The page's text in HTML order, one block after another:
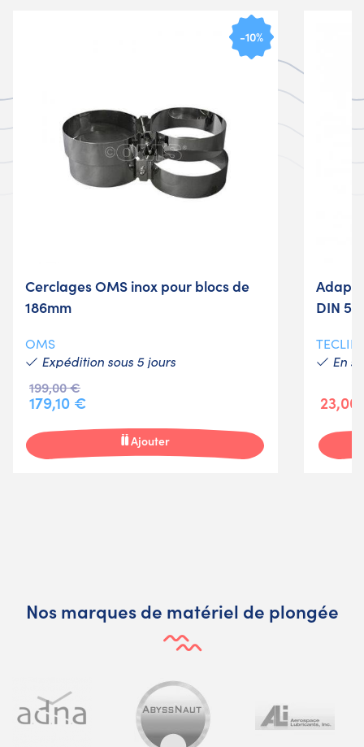
-10%
Cerclages OMS inox pour blocs de
186mm
OMS
Expédition sous 5 jours
199,00 €
179,10 €
Ajouter
DIN 5/
En
Nos marques de matériel de plongée